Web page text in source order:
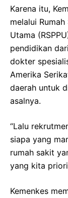
Karena itu,
melalui
Utama
pendidikan
dokter
Amerika
daerah untuk
asalnya.
“Lalu
siapa yang
rumah sakit
yang kita
Kemenkes